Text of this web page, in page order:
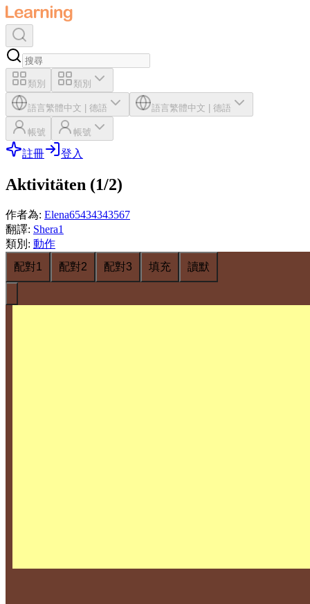
類別 類別
語言繁體中文 德語 語言繁體中文 德語
帳號 帳號
註冊 登入
Aktivitäten (1/2)
作者為: Elena65434343567
翻譯: Shera1
類別 : 動作
配對1
配對2 配對3 填充 讀默